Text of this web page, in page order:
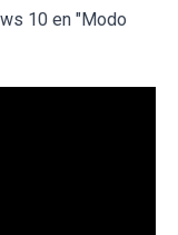
10 en "Modo